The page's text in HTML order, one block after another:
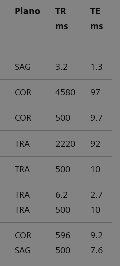
Plano
TR
ms
TE
ms
SAG 3.2 1.3
COR 4580 97
COR 500 9.7
TRA 2220 92
TRA 500 10
TRA
TRA
6.2
500
2.7
10
COR
SAG
596
500
9.2
7.6